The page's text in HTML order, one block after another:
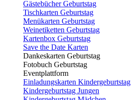
Gästebücher Geburtstag
Tischkarten Geburtstag
Menükarten Geburtstag
Weinetiketten Geburtstag
Kartenbox Geburtstag
Save the Date Karten
Dankeskarten Geburtstag
Fotobuch Geburtstag
Eventplattform
Einladungskarten Kindergeburtstag
Kindergeburtstag Jungen